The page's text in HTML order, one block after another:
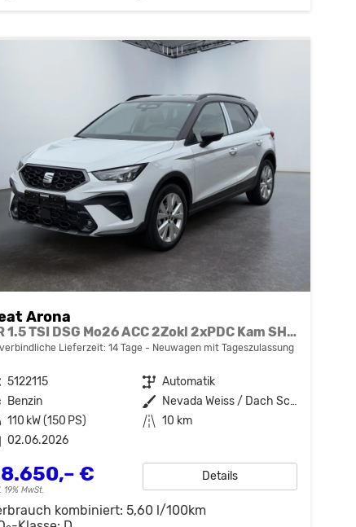
Arona
FR 1.5 TSI DSG Mo26 ACC 2Zokl 2xPDC Kam SHZ Full Link
Lieferzeit: 14 Tage Neuwagen mit Tageszulassung
5122115 Getriebe Automatik
Benzin Außenfarbe
Nevada Weiss / Dach Schwarz
110 kW (150 PS) Kilometerstand 10 km
02.06.2026
€
19% MwSt.
Details
kombiniert: 5,60 l/100km